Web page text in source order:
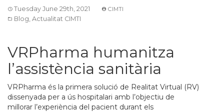
Tuesday June 29th, 2021 CIMTI
Blog, Actualitat CIMTI
VRPharma humanitza
l’assistència sanitària
VRPharma és la primera solució de Realitat Virtual (RV)
dissenyada per a ús hospitalari amb l’objectiu de
millorar l’experiència del pacient durant els